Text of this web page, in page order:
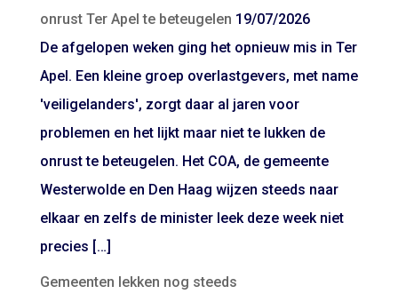
onrust Ter Apel te beteugelen 19/07/2026
De afgelopen weken ging het opnieuw mis in Ter
Apel. Een kleine groep overlastgevers, met name
'veiligelanders', zorgt daar al jaren voor
problemen en het lijkt maar niet te lukken de
onrust te beteugelen. Het COA, de gemeente
Westerwolde en Den Haag wijzen steeds naar
elkaar en zelfs de minister leek deze week niet
precies […]
Gemeenten lekken nog steeds